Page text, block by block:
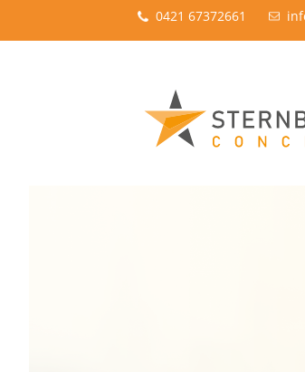
0421 67372661